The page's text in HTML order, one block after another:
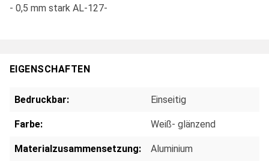
- 0,5 mm stark AL-127-
EIGENSCHAFTEN
Bedruckbar: Einseitig
Farbe: Weiß- glänzend
Materialzusammensetzung: Aluminium